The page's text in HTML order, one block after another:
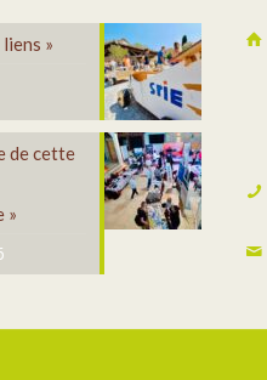
»
de cette
»